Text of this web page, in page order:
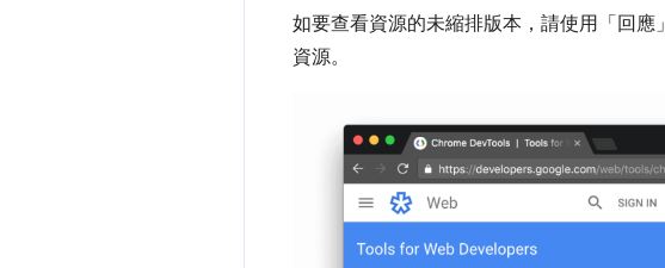
如要查看資源的未縮排版本，請使用「回應」
資源。